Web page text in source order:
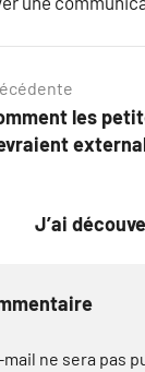
les
J’ai
ne sera pas